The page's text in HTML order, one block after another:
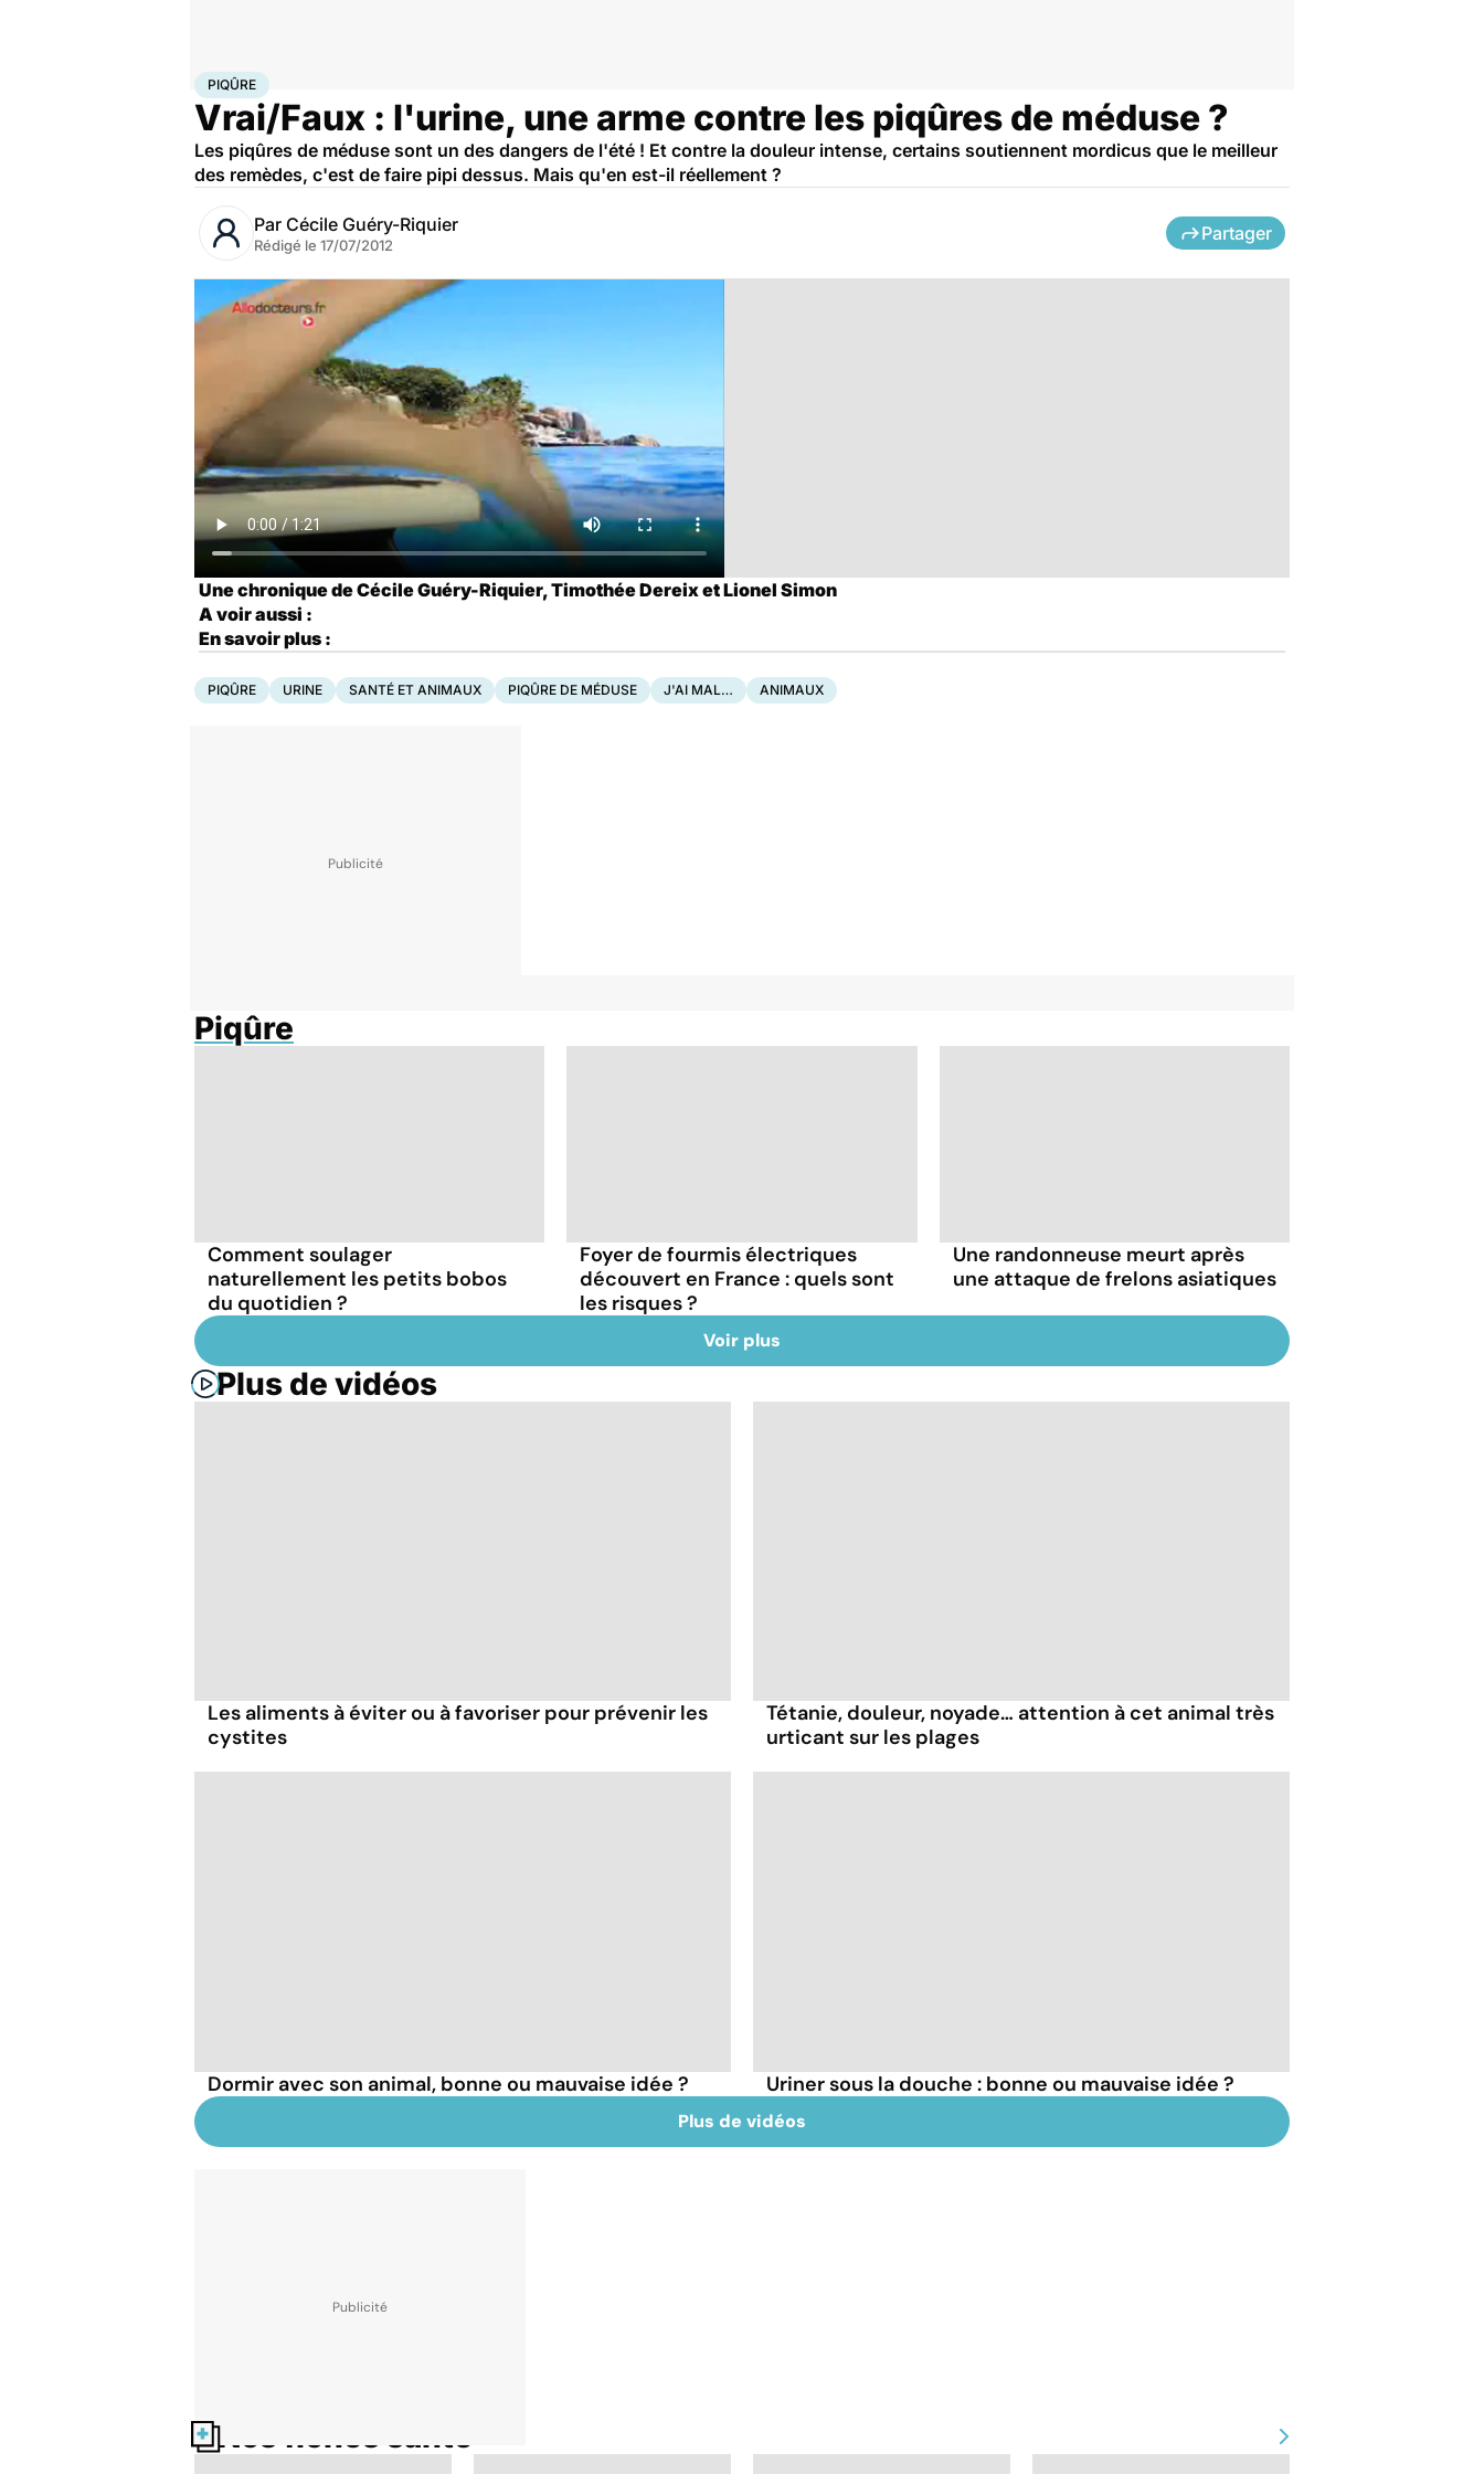
AccueilSanté
PIQÛRE
Vrai/Faux : l'urine, une arme contre les piqûres de méduse ?
Les piqûres de méduse sont un des dangers de l'été ! Et contre la douleur intense, certains soutiennent mordicus que le meilleur
des remèdes, c'est de faire pipi dessus. Mais qu'en est-il réellement ?
Par Cécile Guéry-Riquier
Rédigé le 17/07/2012
Partager
Une chronique de Cécile Guéry-Riquier,Timothée Dereixet Lionel Simon
A voir aussi :
En savoir plus :
PIQÛRE URINE SANTÉ ET ANIMAUX PIQÛRE DE MÉDUSE J'AI MAL… ANIMAUX
Piqûre
Comment soulager
naturellement les petits bobos
du quotidien ?
Foyer de fourmis électriques
découvert en France : quels sont
les risques ?
Une randonneuse meurt après
une attaque de frelons asiatiques
Voir plus
Plus de vidéos
Les aliments à éviter ou à favoriser pour prévenir les
cystites
Tétanie, douleur, noyade… attention à cet animal très
urticant sur les plages
Dormir avec son animal, bonne ou mauvaise idée ? Uriner sous la douche : bonne ou mauvaise idée ?
Plus de vidéos
Nos fiches santé